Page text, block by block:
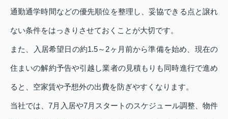
通勤通学時間などの優先順位を整理し、妥協できる点と譲れ
ない条件をはっきりさせておくことが大切です。
また、入居希望日の約1.5～2ヶ月前から準備を始め、現在の
住まいの解約予告や引越し業者の見積もりも同時進行で進め
ると、空家賃や予想外の出費を防ぎやすくなります。
当社では、7月入居や7月スタートのスケジュール調整、物件